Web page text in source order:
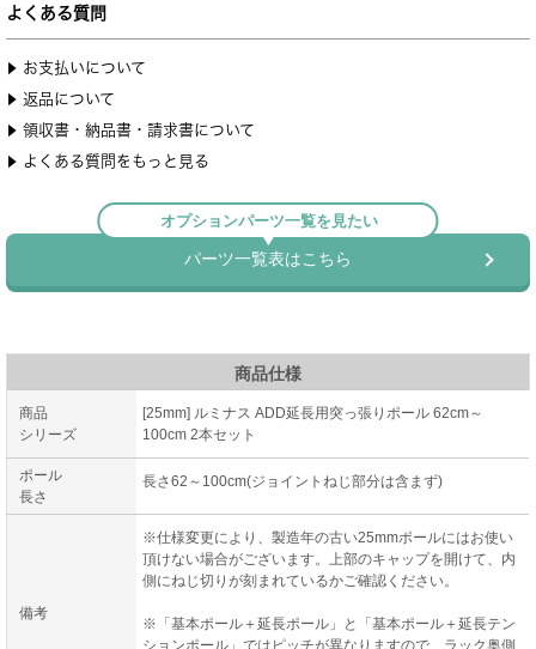
商品仕様
商品
シリーズ
[25mm] ルミナス ADD延長用突っ張りポール 62cm～
100cm 2本セット
ポール
長さ
長さ62～100cm(ジョイントねじ部分は含まず)
備考
※仕様変更により、製造年の古い25mmポールにはお使い
頂けない場合がございます。上部のキャップを開けて、内
側にねじ切りが刻まれているかご確認ください。
※「基本ポール＋延長ポール」と「基本ポール＋延長テン